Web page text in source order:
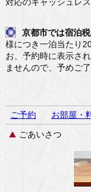
京都市では宿泊
様につき一泊当たり
お、予約時に表示さ
ませんので、予めご
ご予約 お部屋・
ごあいさつ